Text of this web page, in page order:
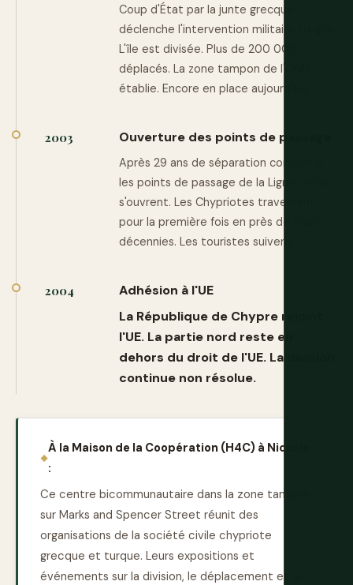
Coup d'État par la junte grecque
déclenche l'intervention militaire turque.
L'île est divisée. Plus de 200 000
déplacés. La zone tampon de l'ONU
établie. Encore en place aujourd'hui.
2003 Ouverture des points de passage
Après 29 ans de séparation complète,
les points de passage de la Ligne verte
s'ouvrent. Les Chypriotes traversent
pour la première fois en près de trois
décennies. Les touristes suivent.
2004
Adhésion à l'UE
La République de Chypre rejoint
l'UE. La partie nord reste en
dehors du droit de l'UE. La division
continue non résolue.
À la Maison de la Coopération (H4C) à Nicosie
:
Ce centre bicommunautaire dans la zone tampon
sur Marks and Spencer Street réunit des
organisations de la société civile chypriote
grecque et turque. Leurs expositions et
événements sur la division, le déplacement et la